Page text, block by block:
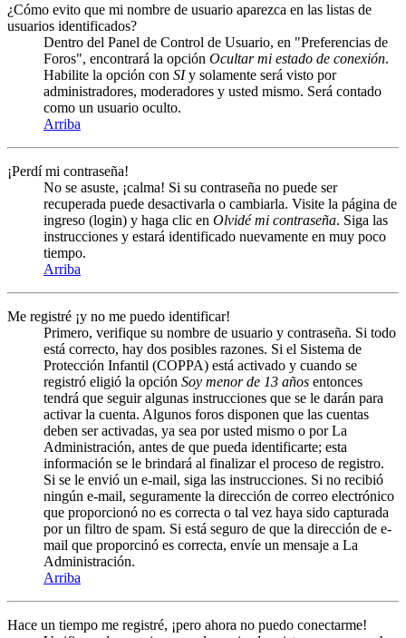
¿Cómo evito que mi nombre de usuario aparezca en las listas de
usuarios identificados?
Dentro del Panel de Control de Usuario, en "Preferencias de
Foros", encontrará la opción Ocultar mi estado de conexión.
Habilite la opción con SIy solamente será visto por
administradores, moderadores y usted mismo. Será contado
como un usuario oculto.
Arriba
¡Perdí mi contraseña!
No se asuste, ¡calma! Si su contraseña no puede ser
recuperada puede desactivarla o cambiarla. Visite la página de
ingreso (login) y haga clic en Olvidé mi contraseña. Siga las
instrucciones y estará identificado nuevamente en muy poco
tiempo.
Arriba
Me registré ¡y no me puedo identificar!
Primero, verifique su nombre de usuario y contraseña. Si todo
está correcto, hay dos posibles razones. Si el Sistema de
Protección Infantil (COPPA) está activado y cuando se
registró eligió la opción Soy menor de 13 años entonces
tendrá que seguir algunas instrucciones que se le darán para
activar la cuenta. Algunos foros disponen que las cuentas
deben ser activadas, ya sea por usted mismo o por La
Administración, antes de que pueda identificarte; esta
información se le brindará al finalizar el proceso de registro.
Si se le envió un e-mail, siga las instrucciones. Si no recibió
ningún e-mail, seguramente la dirección de correo electrónico
que proporcionó no es correcta o tal vez haya sido capturada
por un filtro de spam. Si está seguro de que la dirección de e-
mail que proporcinó es correcta, envíe un mensaje a La
Administración.
Arriba
Hace un tiempo me registré, ¡pero ahora no puedo conectarme!